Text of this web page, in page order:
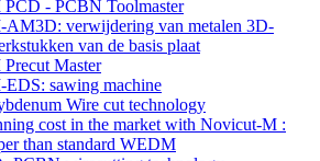
- PCBN Toolmaster
verwijdering van metalen 3D-
van de basis plaat
Master
sawing machine
Wire cut technology
cost in the market with Novicut-M :
than standard WEDM